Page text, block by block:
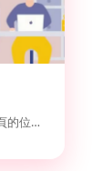
在WPS文字中另起一頁，可以將檔案放在需要分頁的位置，然後點...